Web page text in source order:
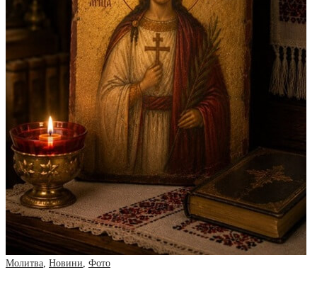
Молитва Новини Фото